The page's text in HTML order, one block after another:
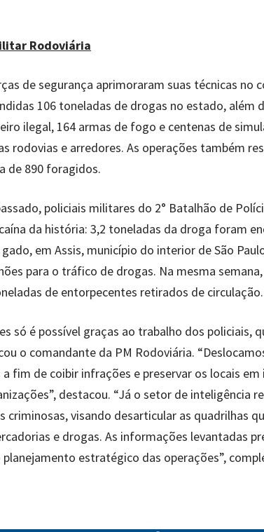
Rodoviária
de segurança aprimoraram suas técnicas no
106 toneladas de drogas no estado, além
ilegal, 164 armas de fogo e centenas de
rodovias e arredores. As operações também
de 890 foragidos.
policiais militares do 2° Batalhão de
da história: 3,2 toneladas da droga foram
em Assis, município do interior de São
para o tráfico de drogas. Na mesma
de entorpecentes retirados de circulação.
só é possível graças ao trabalho dos policiais,
o comandante da PM Rodoviária.
a fim de coibir infrações e preservar os locais
destacou. “Já o setor de inteligência
criminosas, visando desarticular as quadrilhas
e drogas. As informações levantadas
estratégico das operações”,